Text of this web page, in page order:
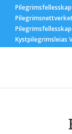
Kystpilegrimsleias